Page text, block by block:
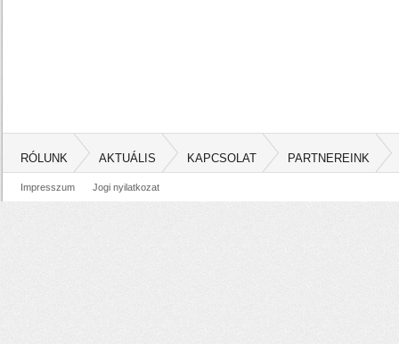
RÓLUNK AKTUÁLIS KAPCSOLAT PARTNEREINK
Impresszum Jogi nyilatkozat